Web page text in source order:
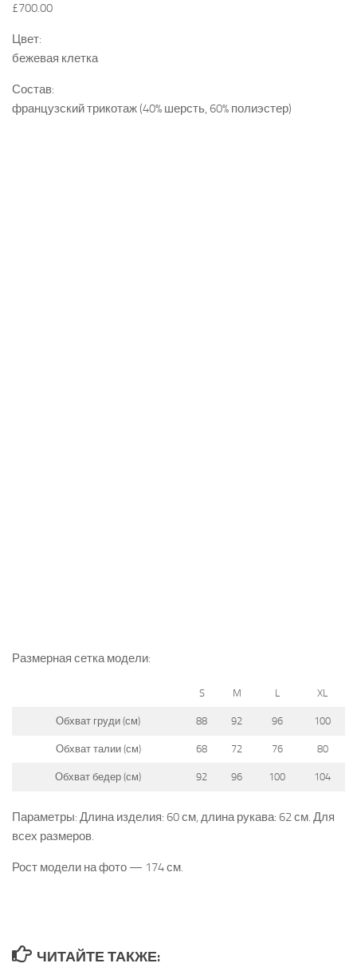
£700.00
Цвет:
бежевая клетка
Состав:
французский трикотаж (40% шерсть, 60% полиэстер)
Размерная сетка модели:
S M L XL
Обхват груди (см) 88 92 96 100
Обхват талии (см) 68 72 76 80
Обхват бедер (см) 92 96 100 104
Параметры: Длина изделия: 60 см, длина рукава: 62 см. Для
всех размеров.
Рост модели на фото — 174 см.
ЧИТАЙТЕ ТАКЖЕ: